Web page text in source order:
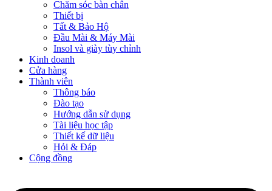
Chăm sóc bàn chân
Thiết bị
Tất & Bảo Hộ
Đầu Mài & Máy Mài
Insol và giày tùy chỉnh
Kinh doanh
Cửa hàng
Thành viên
Thông báo
Đào tạo
Hướng dẫn sử dụng
Tài liệu học tập
Thiết kế dữ liệu
Hỏi & Đáp
Cộng đồng